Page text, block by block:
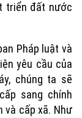
triển đất nước
Pháp luật và
yêu cầu của
chúng ta sẽ
sang chính
và cấp xã. Như